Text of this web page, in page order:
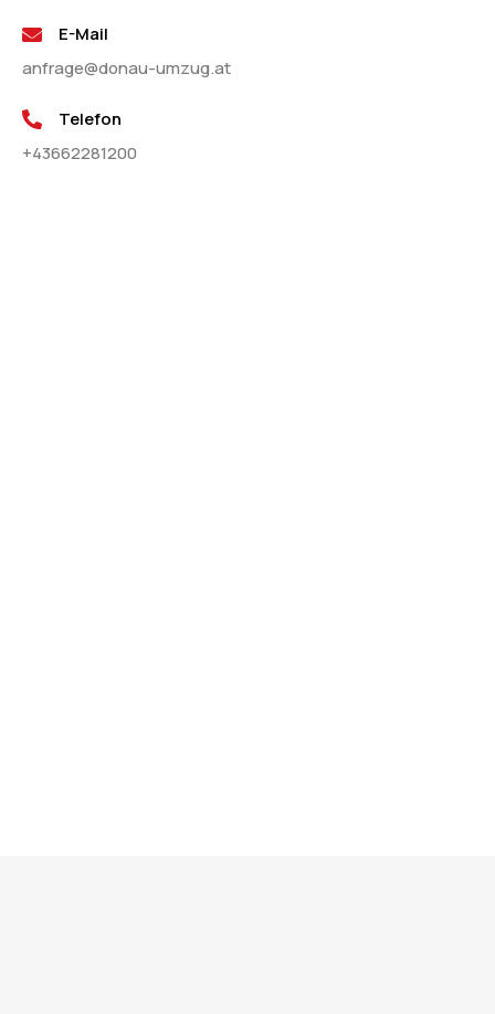
E-Mail
anfrage@donau-umzug.at
Telefon
+43662281200